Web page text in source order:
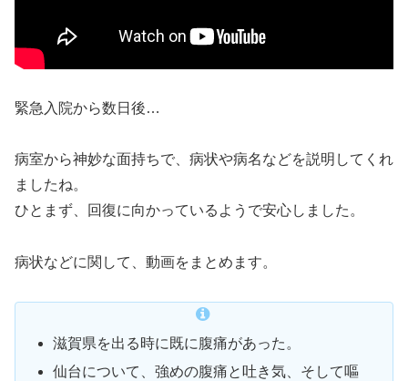
緊急入院から数日後…
病室から神妙な面持ちで、病状や病名などを説明してくれ
ましたね。
ひとまず、回復に向かっているようで安心しました。
病状などに関して、動画をまとめます。
滋賀県を出る時に既に腹痛があった。
仙台について、強めの腹痛と吐き気、そして嘔